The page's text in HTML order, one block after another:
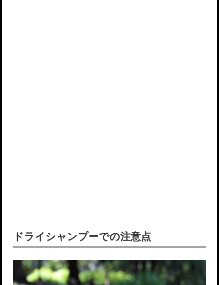
ドライシャンプーでの注意点